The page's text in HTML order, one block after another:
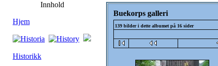
Innhold
Hjem
Historikk
Buekorps galleri
139 bilder i dette albumet på 16 sider